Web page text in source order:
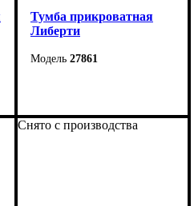
Тумба прикроватная
Либерти
27861
Высота: 50 см
Глубина: 42 см
Снято с производства